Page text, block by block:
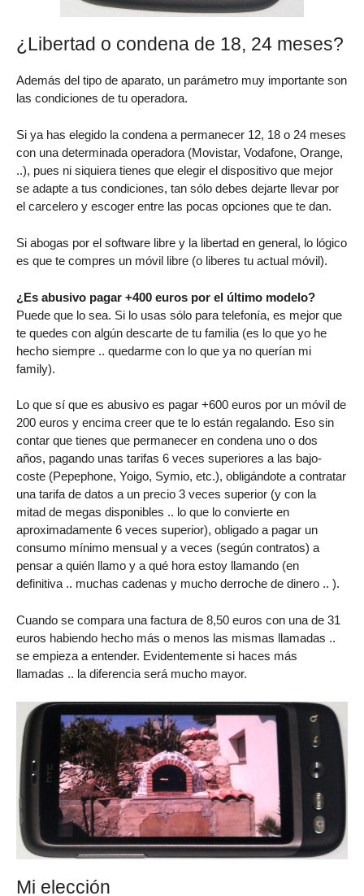
¿Libertad o condena de 18, 24 meses?
Además del tipo de aparato, un parámetro muy importante son
las condiciones de tu operadora.
Si ya has elegido la condena a permanecer 12, 18 o 24 meses
con una determinada operadora (Movistar, Vodafone, Orange,
..), pues ni siquiera tienes que elegir el dispositivo que mejor
se adapte a tus condiciones, tan sólo debes dejarte llevar por
el carcelero y escoger entre las pocas opciones que te dan.
Si abogas por el software libre y la libertad en general, lo lógico
es que te compres un móvil libre (o liberes tu actual móvil).
¿Es abusivo pagar +400 euros por el último modelo?
Puede que lo sea. Si lo usas sólo para telefonía, es mejor que
te quedes con algún descarte de tu familia (es lo que yo he
hecho siempre .. quedarme con lo que ya no querían mi
family).
Lo que sí que es abusivo es pagar +600 euros por un móvil de
200 euros y encima creer que te lo están regalando. Eso sin
contar que tienes que permanecer en condena uno o dos
años, pagando unas tarifas 6 veces superiores a las bajo-
coste (Pepephone, Yoigo, Symio, etc.), obligándote a contratar
una tarifa de datos a un precio 3 veces superior (y con la
mitad de megas disponibles .. lo que lo convierte en
aproximadamente 6 veces superior), obligado a pagar un
consumo mínimo mensual y a veces (según contratos) a
pensar a quién llamo y a qué hora estoy llamando (en
definitiva .. muchas cadenas y mucho derroche de dinero .. ).
Cuando se compara una factura de 8,50 euros con una de 31
euros habiendo hecho más o menos las mismas llamadas ..
se empieza a entender. Evidentemente si haces más
llamadas .. la diferencia será mucho mayor.
Mi elección